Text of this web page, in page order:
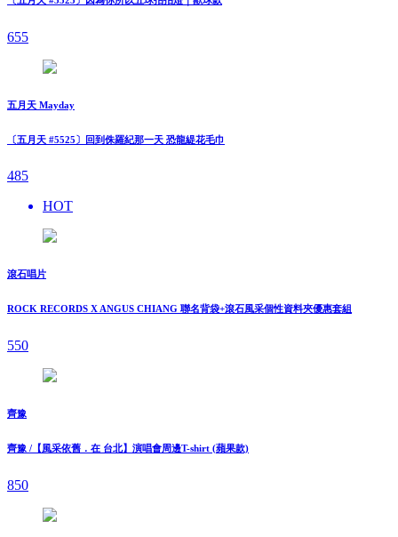
655
五月天 Mayday
〔五月天 #5525〕回到侏羅紀那一天 恐龍緹花毛巾
485
HOT
滾石唱片
ROCK RECORDS X ANGUS CHIANG 聯名背袋+滾石風采個性資料夾優惠套組
550
齊豫
齊豫 /【風采依舊．在 台北】演唱會周邊T-shirt (蘋果款)
850